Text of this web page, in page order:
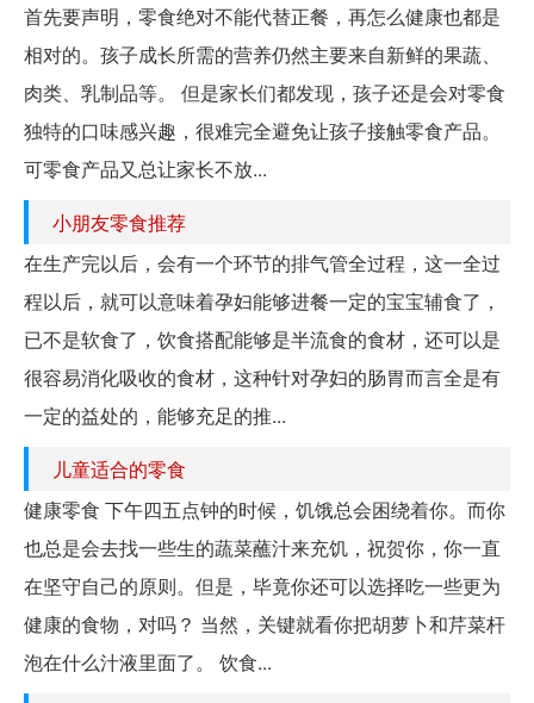
首先要声明，零食绝对不能代替正餐，再怎么健康也都是
相对的。孩子成长所需的营养仍然主要来自新鲜的果蔬、
肉类、乳制品等。 但是家长们都发现，孩子还是会对零食
独特的口味感兴趣，很难完全避免让孩子接触零食产品。
可零食产品又总让家长不放...
小朋友零食推荐
在生产完以后，会有一个环节的排气管全过程，这一全过
程以后，就可以意味着孕妇能够进餐一定的宝宝辅食了，
已不是软食了，饮食搭配能够是半流食的食材，还可以是
很容易消化吸收的食材，这种针对孕妇的肠胃而言全是有
一定的益处的，能够充足的推...
儿童适合的零食
健康零食 下午四五点钟的时候，饥饿总会困绕着你。而你
也总是会去找一些生的蔬菜蘸汁来充饥，祝贺你，你一直
在坚守自己的原则。但是，毕竟你还可以选择吃一些更为
健康的食物，对吗？ 当然，关键就看你把胡萝卜和芹菜杆
泡在什么汁液里面了。 饮食...